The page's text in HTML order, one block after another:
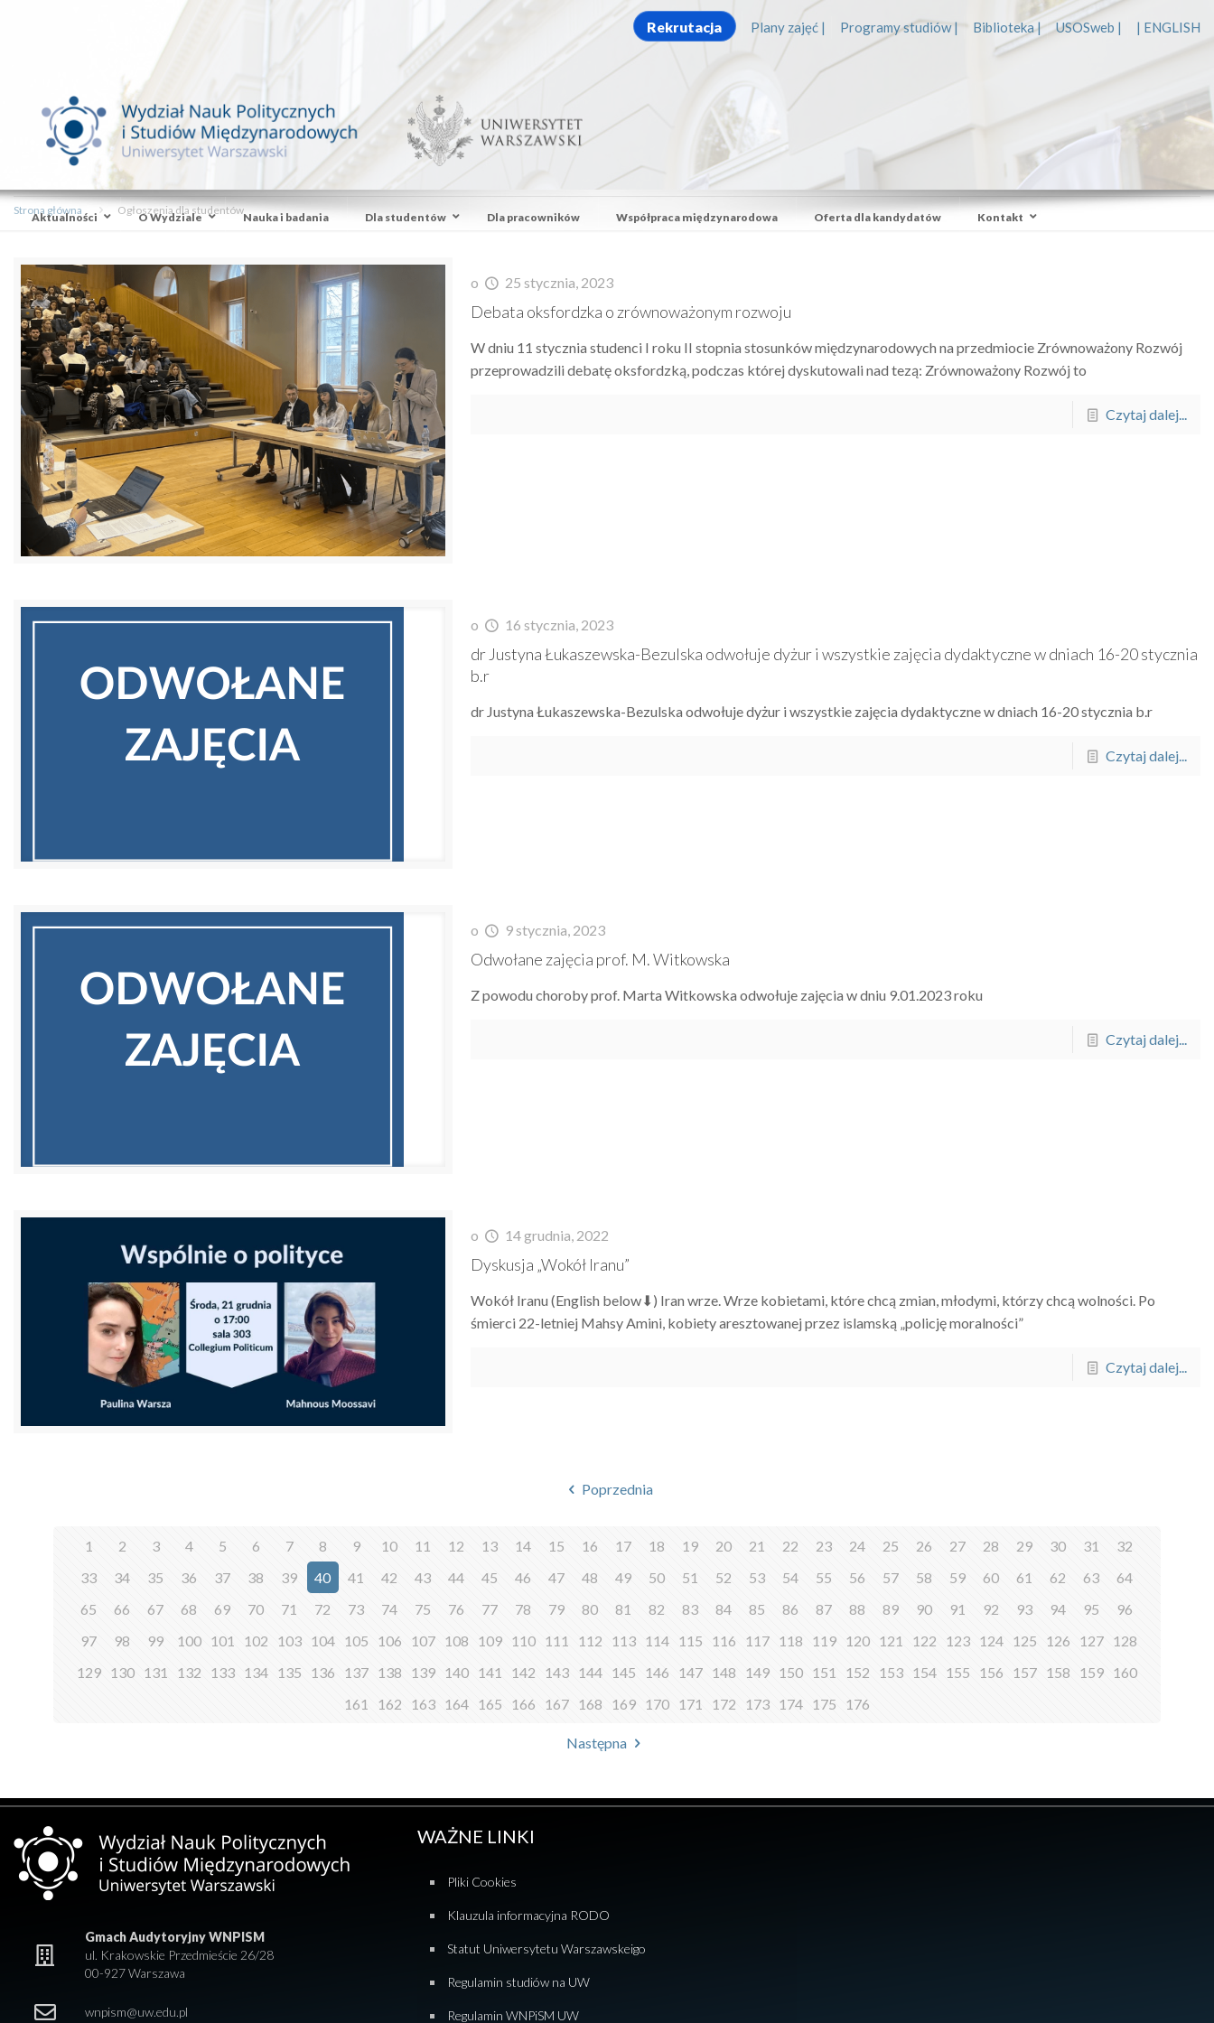
Rekrutacja Plany zajęć | Programy studiów | Biblioteka | USOSweb | | ENGLISH
Aktualności O Wydziale Nauka i badania Dla studentów Dla pracowników Współpraca międzynarodowa Oferta dla kandydatów Kontakt
Strona główna Ogłoszenia dla studentów
o 25 stycznia, 2023
Debata oksfordzka o zrównoważonym rozwoju
W dniu 11 stycznia studenci I roku II stopnia stosunków międzynarodowych na przedmiocie Zrównoważony Rozwój
przeprowadzili debatę oksfordzką, podczas której dyskutowali nad tezą: Zrównoważony Rozwój to
Czytaj dalej...
o 16 stycznia, 2023
dr Justyna Łukaszewska-Bezulska odwołuje dyżur i wszystkie zajęcia dydaktyczne w dniach 16-20 stycznia
b.r
dr Justyna Łukaszewska-Bezulska odwołuje dyżur i wszystkie zajęcia dydaktyczne w dniach 16-20 stycznia b.r
Czytaj dalej...
o 9 stycznia, 2023
Odwołane zajęcia prof. M. Witkowska
Z powodu choroby prof. Marta Witkowska odwołuje zajęcia w dniu 9.01.2023 roku
Czytaj dalej...
o 14 grudnia, 2022
Dyskusja „Wokół Iranu”
Wokół Iranu (English below⬇) Iran wrze. Wrze kobietami, które chcą zmian, młodymi, którzy chcą wolności. Po
śmierci 22-letniej Mahsy Amini, kobiety aresztowanej przez islamską „policję moralności”
Czytaj dalej...
Poprzednia
1 2 3 4 5 6 7 8 9 10 11 12 13 14 15 16 17 18 19 20 21 22 23 24 25 26 27 28 29 30 31
32
33
34 35 36 37 38 39 40 41 42 43 44 45 46 47 48 49 50 51 52 53 54 55 56 57 58 59 60 61 62 63
64
65
66 67 68 69 70 71 72 73 74 75 76 77 78 79 80 81 82 83 84 85 86 87 88 89 90 91 92 93 94 95
96
97
98 99 100 101 102 103 104 105 106 107 108 109 110 111 112 113 114 115 116 117 118 119 120 121 122 123 124 125 126 127 128
129 130 131 132 133 134 135 136 137 138 139 140 141 142 143 144 145 146 147 148 149 150 151 152 153 154 155 156 157 158 159 160
161
162 163 164 165 166 167 168 169 170 171 172 173 174 175 176
Następna
Gmach Audytoryjny WNPISM
ul. Krakowskie Przedmieście 26/28
00-927 Warszawa
wnpism@uw.edu.pl
WAŻNE LINKI
Pliki Cookies
Klauzula informacyjna RODO
Statut Uniwersytetu Warszawskeigo
Regulamin studiów na UW
Regulamin WNPiSM UW